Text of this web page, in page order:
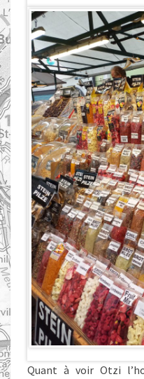
Quant à voir Otzi